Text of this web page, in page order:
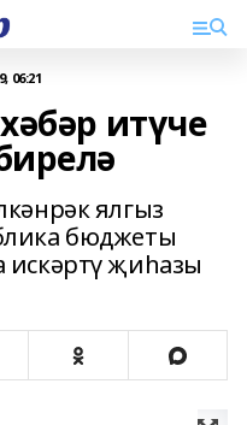
06:21
итүче
ялгыз
бюджеты
искәртү җиһазы